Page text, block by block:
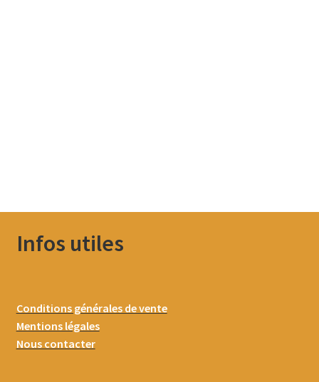
Infos utiles
Conditions générales de vente
Mentions légales
Nous contacter